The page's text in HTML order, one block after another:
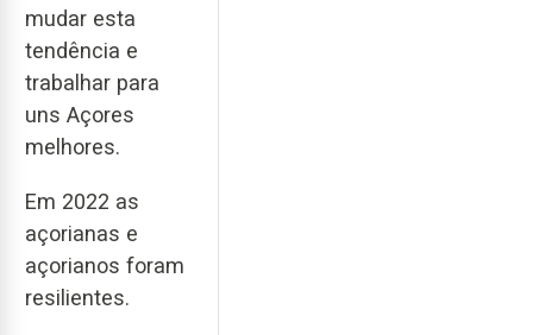
mudar esta
tendência e
trabalhar para
uns Açores
melhores.
Em 2022 as
açorianas e
açorianos foram
resilientes.